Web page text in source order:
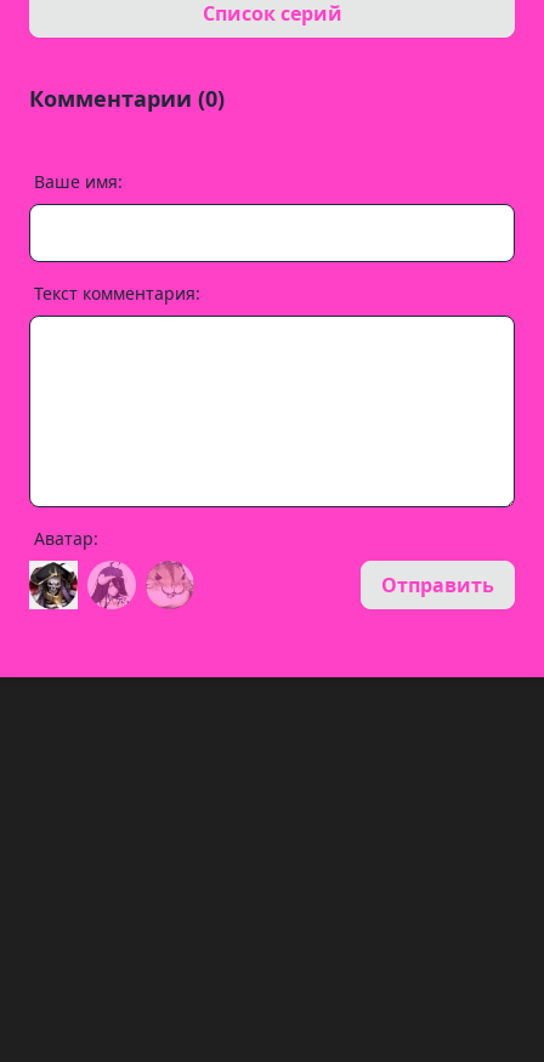
Список серий
Комментарии (0)
Ваше имя:
Текст комментария:
Аватар:
Отправить